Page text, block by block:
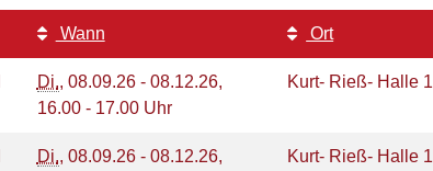
Wann Ort
Di., 08.09.26 - 08.12.26,
16.00 - 17.00 Uhr
Kurt- Rieß- Halle 1
Di., 08.09.26 - 08.12.26,
Kurt- Rieß- Halle 1